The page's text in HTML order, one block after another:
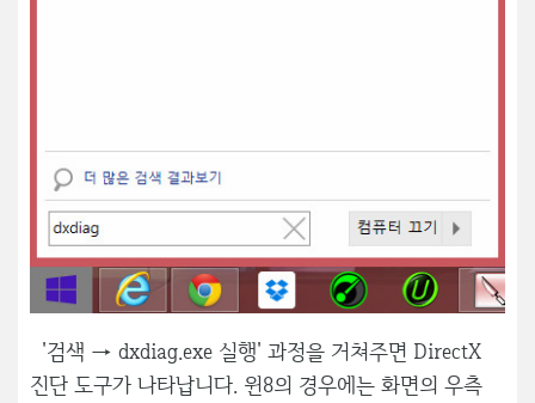
'검색 → dxdiag.exe 실행' 과정을 거쳐주면 DirectX
진단 도구가 나타납니다. 윈8의 경우에는 화면의 우측